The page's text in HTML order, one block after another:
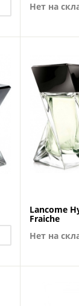
Нет на
Lancome
Fraiche
Нет на